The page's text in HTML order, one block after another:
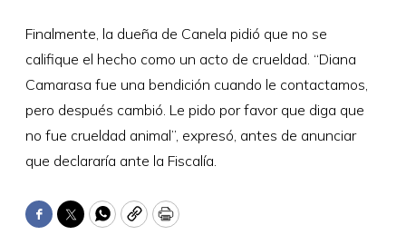
Finalmente, la dueña de Canela pidió que no se
califique el hecho como un acto de crueldad. “Diana
Camarasa fue una bendición cuando le contactamos,
pero después cambió. Le pido por favor que diga que
no fue crueldad animal”, expresó, antes de anunciar
que declararía ante la Fiscalía.
Facebook
TwitterWhatsApp
CopyPrint